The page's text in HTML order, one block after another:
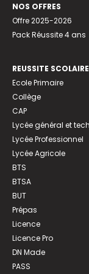
NOS OFFRES
Offre 2025-2026
Pack Réussite 4 ans
REUSSITE SCOLAIRE
Ecole Primaire
Collège
CAP
Lycée général et
Lycée Professionnel
Lycée Agricole
BTS
BTSA
BUT
Prépas
Licence
Licence Pro
DN Made
PASS